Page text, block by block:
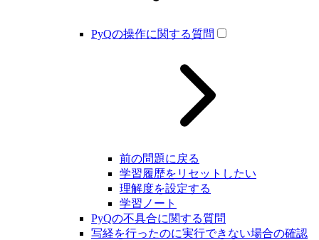
PyQの操作に関する質問
前の問題に戻る
学習履歴をリセットしたい
理解度を設定する
学習ノート
PyQの不具合に関する質問
写経を行ったのに実行できない場合の確認